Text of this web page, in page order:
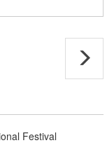
Festival